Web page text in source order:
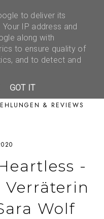
& REVIEWS
-
Verräterin
Wolf
to deliver its
IP address and
along with
to ensure quality of
and to detect and
GOT IT